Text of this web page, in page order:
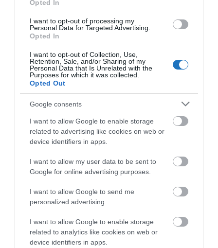
Opted In
I want to opt-out of processing my
Personal Data for Targeted Advertising.
Opted In
I want to opt-out of Collection, Use,
Retention, Sale, and/or Sharing of my
Personal Data that Is Unrelated with the
Purposes for which it was collected.
Opted Out
Google consents
I want to allow Google to enable storage
related to advertising like cookies on web or
device identifiers in apps.
I want to allow my user data to be sent to
Google for online advertising purposes.
I want to allow Google to send me
personalized advertising.
I want to allow Google to enable storage
related to analytics like cookies on web or
device identifiers in apps.
Engem versenytáncosként teljesen elvarázsolt az a
zene ritmusát és dallamát.
Érdekes belegondolni, hogy
valakitől megkérdezik, hogy mivel
foglalkozik és azt feleli, hogy
szökőkút-tánc koreográfus